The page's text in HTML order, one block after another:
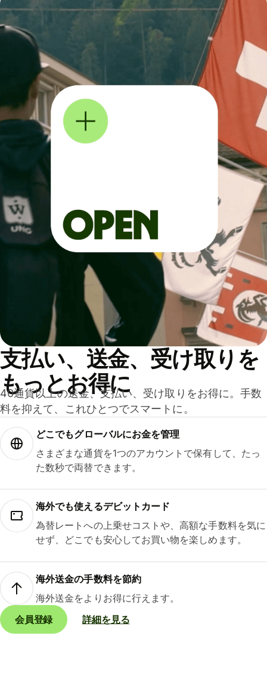
支払い、送金、受け取りを
もっとお得に
40通貨以上の送金、支払い、受け取りをお得に。手数
料を抑えて、これひとつでスマートに。
どこでもグ⁠ロ⁠ー⁠バ⁠ルにお金を管理
さまざまな通貨を1つのアカウントで保有して、たっ
た数秒で両替できます。
海外でも使えるデビットカード
為替レートへの上乗せコストや、高額な手数料を気に
せず、どこでも安心してお買い物を楽しめます。
海外送金の手数料を節約
海外送金をよりお得に行えます。
会員登録
詳細を見る